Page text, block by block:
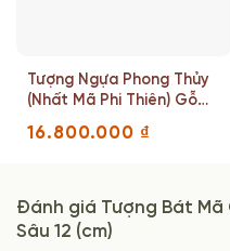
Tượng Ngựa Phong Thủy
(Nhất Mã Phi Thiên) Gỗ
Cẩm Cao 58 Ngang 36
Sâu 19 (cm)
16.800.000 ₫
Đánh giá Tượng Bát Mã
Sâu 12 (cm)